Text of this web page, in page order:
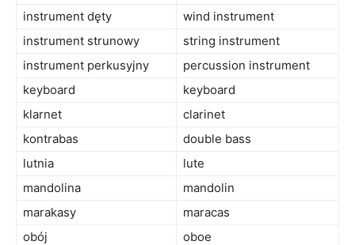
instrument dęty
wind instrument
instrument strunowy
string instrument
instrument perkusyjny
percussion instrument
keyboard
keyboard
klarnet
clarinet
kontrabas
double bass
lutnia
lute
mandolina
mandolin
marakasy
maracas
obój
oboe